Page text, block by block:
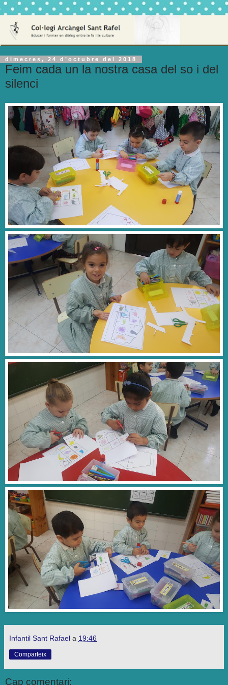
dimecres, 24 d’octubre del 2018
Feim cada un la nostra casa del so i del
silenci
Infantil Sant Rafael a 19:46
Comparteix
Cap comentari: